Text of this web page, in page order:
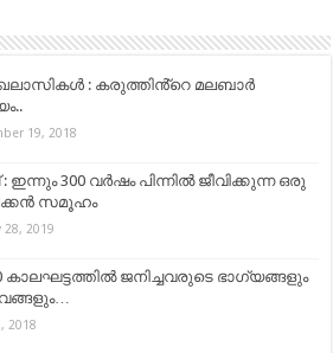
ഖലാസികൾ : കരുത്തിൻ്റെ മലബാർ
19, 2018
ഇന്നും 300 വർഷം പിന്നിൽ ജീവിക്കുന്ന ഒരു
സമൂഹം
28, 2019
കാലഘട്ടത്തിൽ ജനിച്ചവരുടെ ഭാഗ്യങ്ങളും
2018